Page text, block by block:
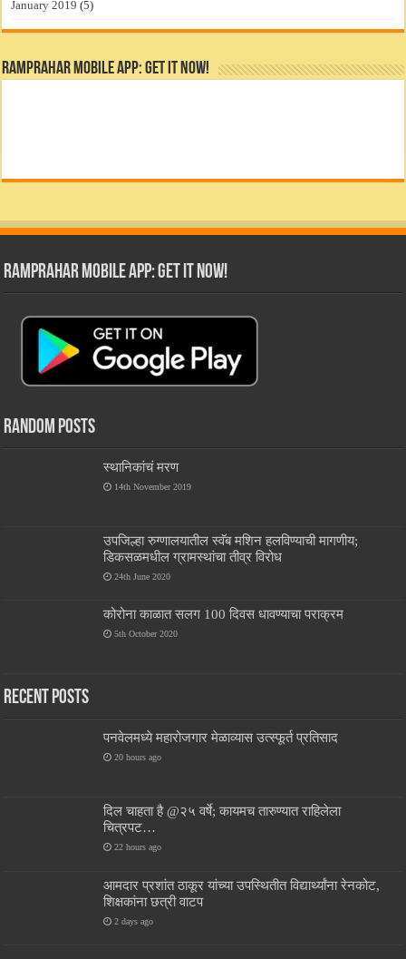
January 2019 (5)
RamPrahar Mobile App: Get it Now!
RamPrahar Mobile App: Get it Now!
Random Posts
स्थानिकांचं मरण
14th November 2019
उपजिल्हा रुग्णालयातील स्वॅब मशिन हलविण्याची मागणीय;
डिकसळमधील ग्रामस्थांचा तीव्र विरोध
24th June 2020
कोरोना काळात सलग 100 दिवस धावण्याचा पराक्रम
5th October 2020
Recent Posts
पनवेलमध्ये महारोजगार मेळाव्यास उत्स्फूर्त प्रतिसाद
20 hours ago
दिल चाहता है @२५ वर्षे; कायमच तारुण्यात राहिलेला
चित्रपट…
22 hours ago
आमदार प्रशांत ठाकूर यांच्या उपस्थितीत विद्यार्थ्यांना रेनकोट,
शिक्षकांना छत्री वाटप
2 days ago